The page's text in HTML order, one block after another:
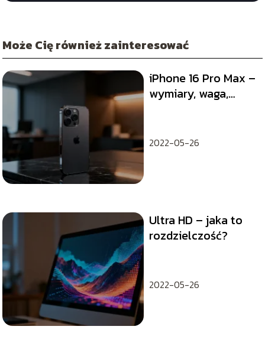
Może Cię również zainteresować
iPhone 16 Pro Max –
wymiary, waga,
2022-05-26
Ultra HD – jaka to
rozdzielczość?
2022-05-26